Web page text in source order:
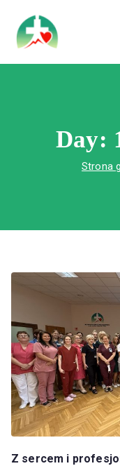
treści
Św.
Day:
Strona
Z sercem i